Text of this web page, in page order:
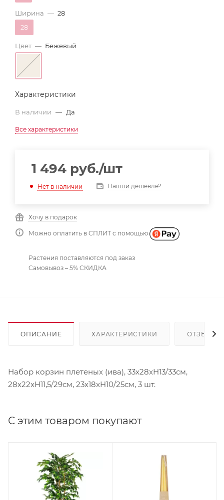
Ширина — 28
28
Цвет — Бежевый
Характеристики
В наличии — Да
Все характеристики
1 494 руб./шт
Нет в наличии Нашли дешевле?
Хочу в подарок
Можно оплатить в СПЛИТ с помощью
Растения поставляются под заказ
Самовывоз – 5% СКИДКА
ОПИСАНИЕ ХАРАКТЕРИСТИКИ ОТЗЫВЫ
Набор корзин плетеных (ива), 33х28xH13/33см,
28х22xH11,5/29см, 23х18xH10/25см, 3 шт.
С этим товаром покупают